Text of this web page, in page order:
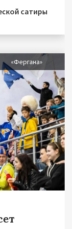
сатиры
«Фергана»